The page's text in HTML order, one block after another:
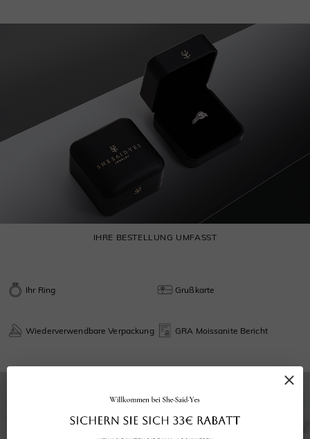
IHRE BESTELLUNG UMFASST
Ihr Ring Grußkarte
Wiederverwendbare Verpackung GRA Moissanite Bericht